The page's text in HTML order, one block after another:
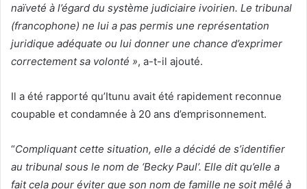
naïveté à l’égard du système judiciaire ivoirien. Le tribunal
(francophone) ne lui a pas permis une représentation
juridique adéquate ou lui donner une chance d’exprimer
correctement sa volonté », a-t-il ajouté.
Il a été rapporté qu’Itunu avait été rapidement reconnue
coupable et condamnée à 20 ans d’emprisonnement.
“Compliquant cette situation, elle a décidé de s’identifier
au tribunal sous le nom de ‘Becky Paul’. Elle dit qu’elle a
fait cela pour éviter que son nom de famille ne soit mêlé à